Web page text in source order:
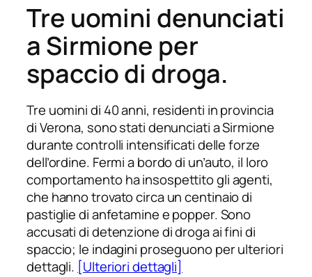
Tre uomini denunciati
a Sirmione per
spaccio di droga.
Tre uomini di 40 anni, residenti in provincia
di Verona, sono stati denunciati a Sirmione
durante controlli intensificati delle forze
dell’ordine. Fermi a bordo di un’auto, il loro
comportamento ha insospettito gli agenti,
che hanno trovato circa un centinaio di
pastiglie di anfetamine e popper. Sono
accusati di detenzione di droga ai fini di
spaccio; le indagini proseguono per ulteriori
dettagli. [Ulteriori dettagli]